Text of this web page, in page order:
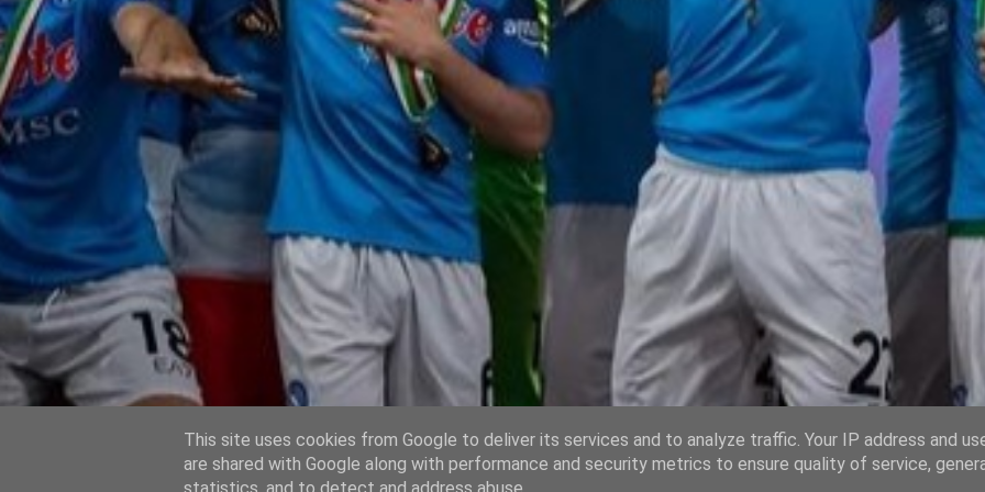
This site uses cookies from Google to deliver its services and to analyze traffic. Your IP address and
are shared with Google along with performance and security metrics to ensure quality of service,